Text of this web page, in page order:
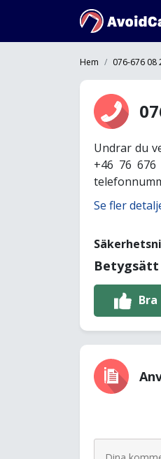
Hem 076-676 08
Undrar du
+46 76
Se fler
Bra